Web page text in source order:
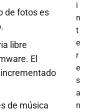
de fotos es
libre
El
de música
i
n
t
e
r
e
s
a
n